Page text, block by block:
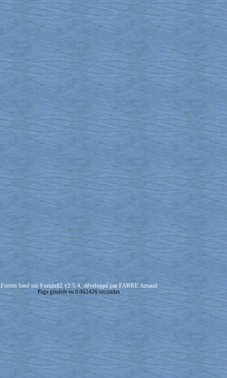
Forum basé sur Forum82 v2.5.4, développé par FABRE Arnaud
Page générée en 0.002426 secondes